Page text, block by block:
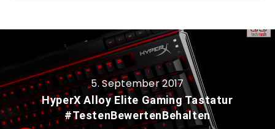
5. September 2017
HyperX Alloy Elite Gaming Tastatur
#TestenBewertenBehalten